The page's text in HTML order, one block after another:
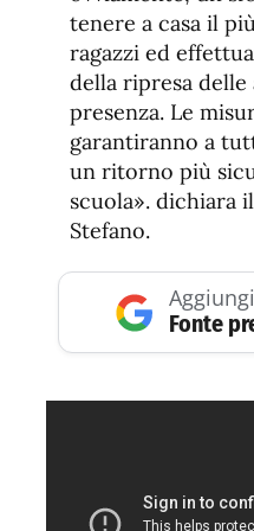
tenere a casa il
ragazzi ed
della ripresa
presenza. Le
garantiranno a
un ritorno più
scuola». dichiara
Stefano.
Fonte